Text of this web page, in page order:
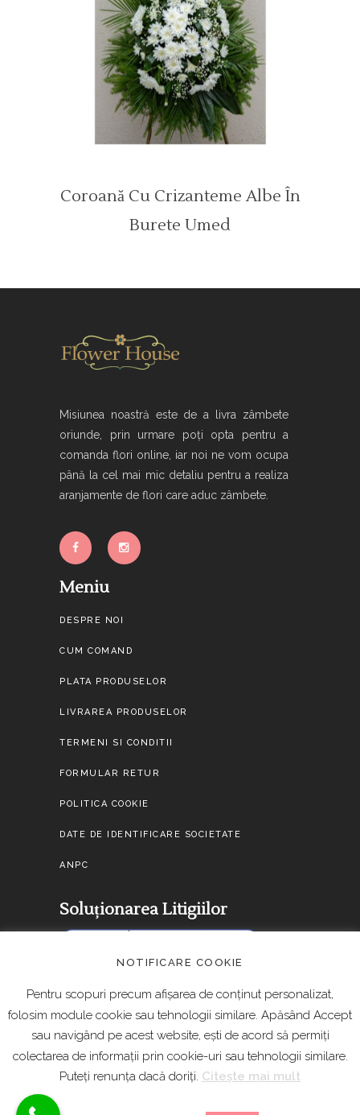
Coroană Cu Crizanteme Albe În
Burete Umed
Misiunea noastră este de a livra zâmbete
oriunde, prin urmare poți opta pentru a
comanda flori online, iar noi ne vom ocupa
până la cel mai mic detaliu pentru a realiza
aranjamente de flori care aduc zâmbete.
Meniu
DESPRE NOI
CUM COMAND
PLATA PRODUSELOR
LIVRAREA PRODUSELOR
TERMENI SI CONDITII
FORMULAR RETUR
POLITICA COOKIE
DATE DE IDENTIFICARE SOCIETATE
ANPC
Soluționarea Litigiilor
NOTIFICARE COOKIE
Pentru scopuri precum afișarea de conținut personalizat,
folosim module cookie sau tehnologii similare. Apăsând Accept
sau navigând pe acest website, ești de acord să permiți
colectarea de informații prin cookie-uri sau tehnologii similare.
Puteți renunța dacă doriți. Citește mai mult